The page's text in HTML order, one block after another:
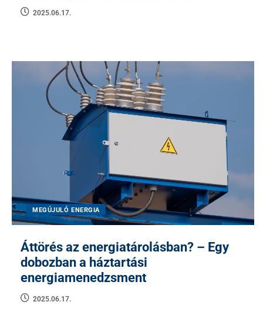
2025.06.17.
MEGÚJULÓ ENERGIA
Áttörés az energiatárolásban? – Egy
dobozban a háztartási
energiamenedzsment
2025.06.17.